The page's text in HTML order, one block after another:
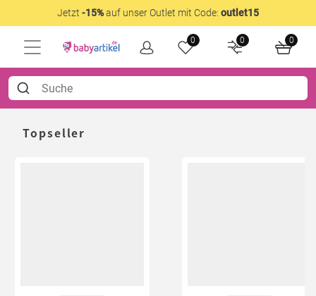
Jetzt -15%auf unser Outlet mit Code: outlet15
0 0 0
Topseller